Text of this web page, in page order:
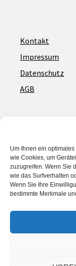
Um Ihnen ein
wie Cookies, um
zuzugreifen. Wenn Sie
wie das Surfverhalten
Wenn Sie Ihre
bestimmte Merkmale
Kontakt
Impressum
Datenschutz
AGB
His­to­rie der
Ein­wil­li­gun­gen
His­to­rie der
Ein­wil­li­gun­gen